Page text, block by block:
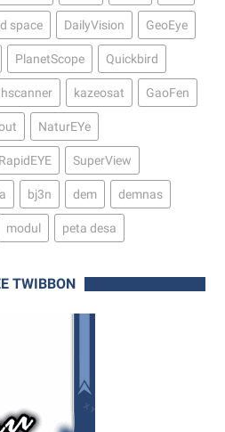
space DailyVision GeoEye
PlanetScope Quickbird
kazeosat GaoFen
NaturEYe
RapidEYE SuperView
bj3n dem demnas
modul peta desa
TWIBBON